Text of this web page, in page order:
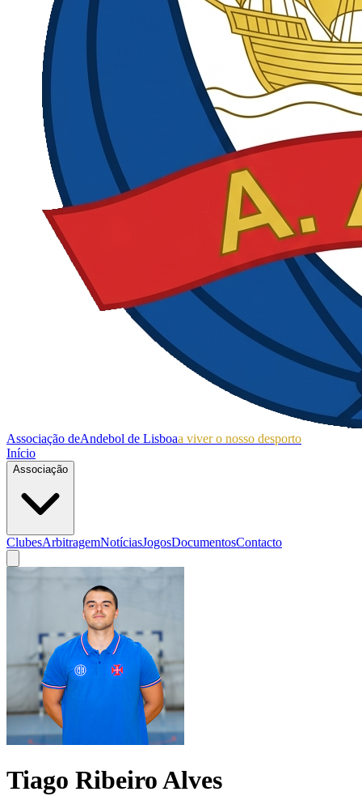
Associação deAndebol de Lisboaa viver o nosso desporto
Início
Associação
ClubesArbitragemNotíciasJogosDocumentosContacto
Tiago Ribeiro Alves